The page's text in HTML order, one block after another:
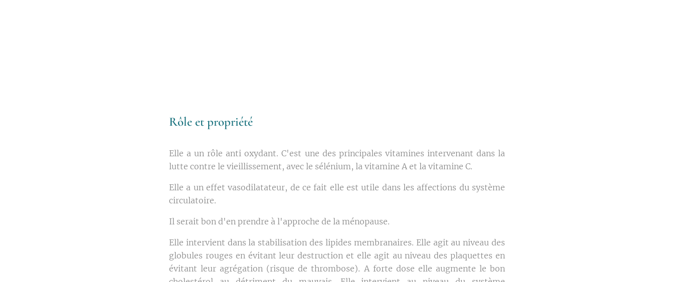
Rôle et propriété
Elle a un rôle anti oxydant. C'est une des principales vitamines intervenant dans la
lutte contre le vieillissement, avec le sélénium, la vitamine A et la vitamine C.
Elle a un effet vasodilatateur, de ce fait elle est utile dans les affections du système
circulatoire.
Il serait bon d'en prendre à l'approche de la ménopause.
Elle intervient dans la stabilisation des lipides membranaires. Elle agit au niveau des
globules rouges en évitant leur destruction et elle agit au niveau des plaquettes en
évitant leur agrégation (risque de thrombose). A forte dose elle augmente le bon